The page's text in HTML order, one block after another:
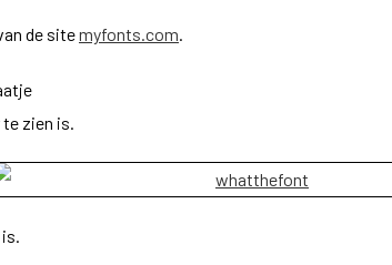
de sitemyfonts.com.
zien is.